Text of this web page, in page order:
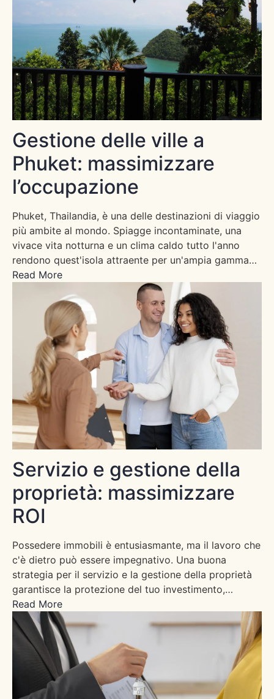
Gestione delle ville a
Phuket: massimizzare
l’occupazione
Phuket, Thailandia, è una delle destinazioni di viaggio
più ambite al mondo. Spiagge incontaminate, una
vivace vita notturna e un clima caldo tutto l'anno
rendono quest'isola attraente per un'ampia gamma…
Read More
Servizio e gestione della
proprietà: massimizzare
ROI
Possedere immobili è entusiasmante, ma il lavoro che
c'è dietro può essere impegnativo. Una buona
strategia per il servizio e la gestione della proprietà
garantisce la protezione del tuo investimento,…
Read More